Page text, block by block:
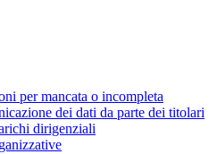
per mancata o incompleta
dei dati da parte dei titolari
dirigenziali